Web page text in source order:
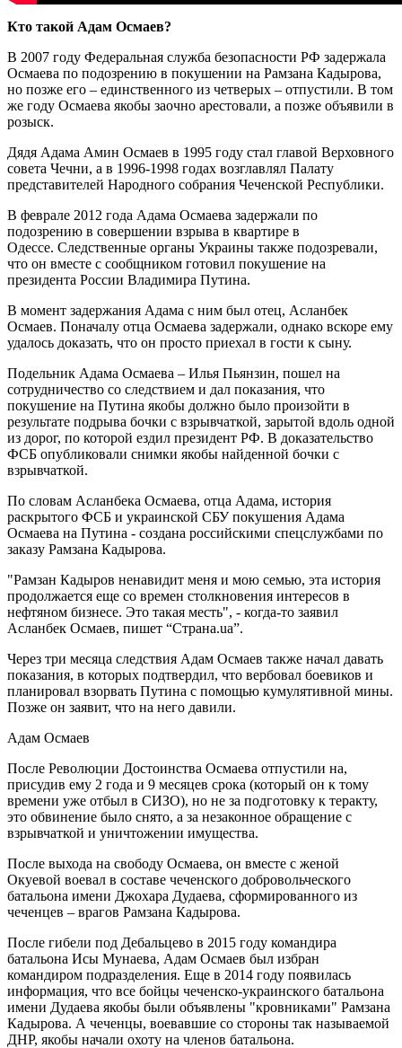
Кто такой Адам Осмаев?
В 2007 году Федеральная служба безопасности РФ задержала
Осмаева по подозрению в покушении на Рамзана Кадырова,
но позже его – единственного из четверых – отпустили. В том
же году Осмаева якобы заочно арестовали, а позже объявили в
розыск.
Дядя Адама Амин Осмаев в 1995 году стал главой Верховного
совета Чечни, а в 1996-1998 годах возглавлял Палату
представителей Народного собрания Чеченской Республики.
В феврале 2012 года Адама Осмаева задержали по
подозрению в совершении взрыва в квартире в
Одессе. Следственные органы Украины также подозревали,
что он вместе с сообщником готовил покушение на
президента России Владимира Путина.
В момент задержания Адама с ним был отец, Асланбек
Осмаев. Поначалу отца Осмаева задержали, однако вскоре ему
удалось доказать, что он просто приехал в гости к сыну.
Подельник Адама Осмаева – Илья Пьянзин, пошел на
сотрудничество со следствием и дал показания, что
покушение на Путина якобы должно было произойти в
результате подрыва бочки с взрывчаткой, зарытой вдоль одной
из дорог, по которой ездил президент РФ. В доказательство
ФСБ опубликовали снимки якобы найденной бочки с
взрывчаткой.
По словам Асланбека Осмаева, отца Адама, история
раскрытого ФСБ и украинской СБУ покушения Адама
Осмаева на Путина - создана российскими спецслужбами по
заказу Рамзана Кадырова.
"Рамзан Кадыров ненавидит меня и мою семью, эта история
продолжается еще со времен столкновения интересов в
нефтяном бизнесе. Это такая месть", - когда-то заявил
Асланбек Осмаев, пишет “Страна.ua”.
Через три месяца следствия Адам Осмаев также начал давать
показания, в которых подтвердил, что вербовал боевиков и
планировал взорвать Путина с помощью кумулятивной мины.
Позже он заявит, что на него давили.
Адам Осмаев
После Революции Достоинства Осмаева отпустили на,
присудив ему 2 года и 9 месяцев срока (который он к тому
времени уже отбыл в СИЗО), но не за подготовку к теракту,
это обвинение было снято, а за незаконное обращение с
взрывчаткой и уничтожении имущества.
После выхода на свободу Осмаева, он вместе с женой
Окуевой воевал в составе чеченского добровольческого
батальона имени Джохара Дудаева, сформированного из
чеченцев – врагов Рамзана Кадырова.
После гибели под Дебальцево в 2015 году командира
батальона Исы Мунаева, Адам Осмаев был избран
командиром подразделения. Еще в 2014 году появилась
информация, что все бойцы чеченско-украинского батальона
имени Дудаева якобы были объявлены "кровниками" Рамзана
Кадырова. А чеченцы, воевавшие со стороны так называемой
ДНР, якобы начали охоту на членов батальона.